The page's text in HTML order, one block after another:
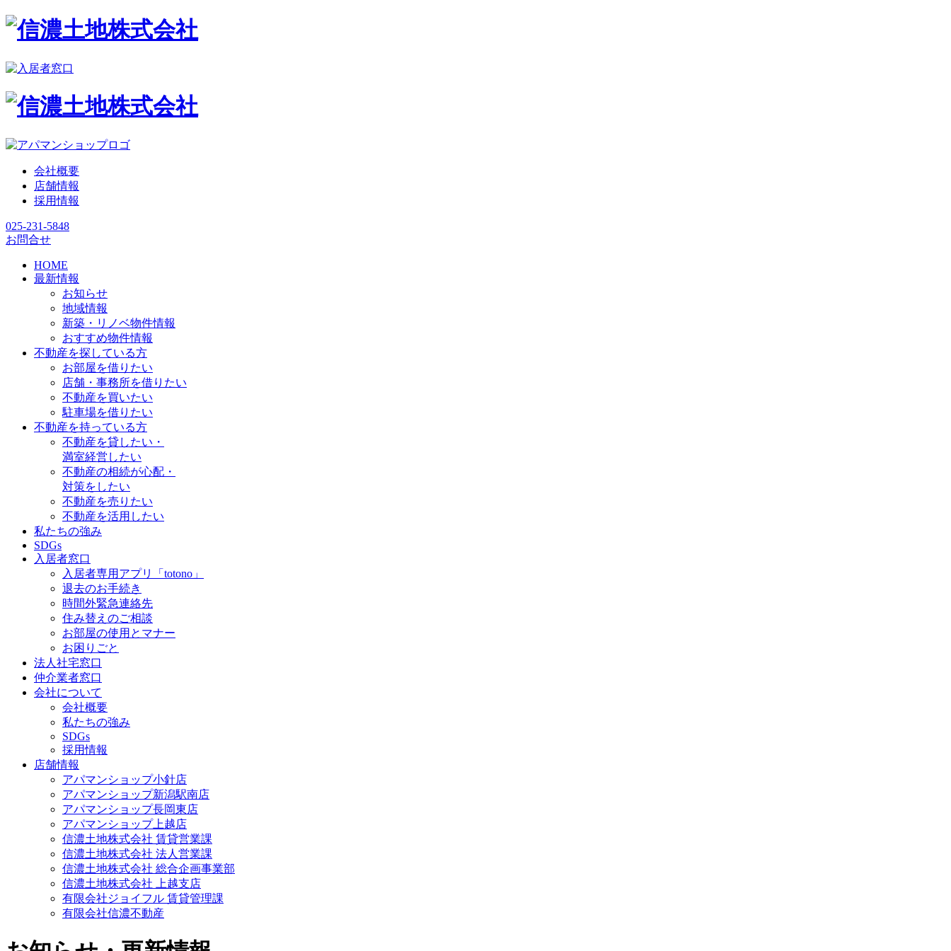
会社概要
店舗情報
採用情報
025-231-5848
お問合せ
HOME
最新情報
お知らせ
地域情報
新築・リノベ物件情報
おすすめ物件情報
不動産を探している方
お部屋を借りたい
店舗・事務所を借りたい
不動産を買いたい
駐車場を借りたい
不動産を持っている方
不動産を貸したい・
満室経営したい
不動産の相続が心配・
対策をしたい
不動産を売りたい
不動産を活用したい
私たちの強み
SDGs
入居者窓口
入居者専用アプリ「totono」
退去のお手続き
時間外緊急連絡先
住み替えのご相談
お部屋の使用とマナー
お困りごと
法人社宅窓口
仲介業者窓口
会社について
会社概要
私たちの強み
SDGs
採用情報
店舗情報
アパマンショップ小針店
アパマンショップ新潟駅南店
アパマンショップ長岡東店
アパマンショップ上越店
信濃土地株式会社 賃貸営業課
信濃土地株式会社 法人営業課
信濃土地株式会社 総合企画事業部
信濃土地株式会社 上越支店
有限会社ジョイフル 賃貸管理課
有限会社信濃不動産